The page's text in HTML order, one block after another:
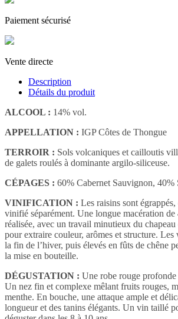
Paiement sécurisé
Vente directe
Description
Détails du produit
ALCOOL : 14% vol.
APPELLATION : IGP Côtes de Thongue
TERROIR : Sols volcaniques et cailloutis
de galets roulés à dominante argilo-siliceuse.
CÉPAGES : 60% Cabernet Sauvignon, 40%
VINIFICATION : Les raisins sont
vinifié séparément. Une longue macération de
réalisée, avec un travail minutieux du
pour extraire couleur, arômes et structure. Les
la fin de l’hiver, puis élevés en fûts de chêne
la mise en bouteille.
DÉGUSTATION : Une robe rouge
Un nez fin et complexe mêlant fruits rouges,
menthe. En bouche, une attaque ample et
longueur et des tanins élégants. Un vin taillé